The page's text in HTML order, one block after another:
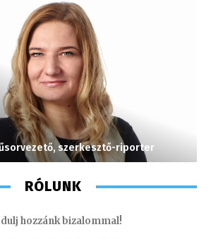
szerkesztő-riporter
RÓLUNK
hozzánk bizalommal!